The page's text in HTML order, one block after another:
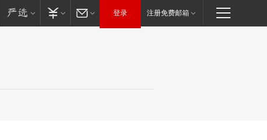
登录 注册免费邮箱